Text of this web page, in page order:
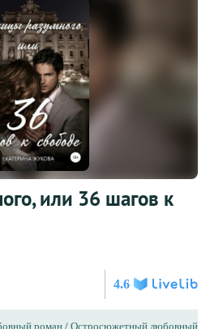
или 36 шагов к
4.6
роман / Остросюжетный любовный